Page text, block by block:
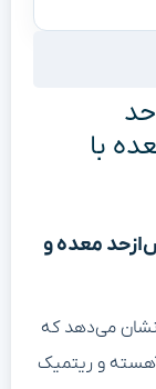
با
معده و
نشان می‌دهد که
و ریتمیک